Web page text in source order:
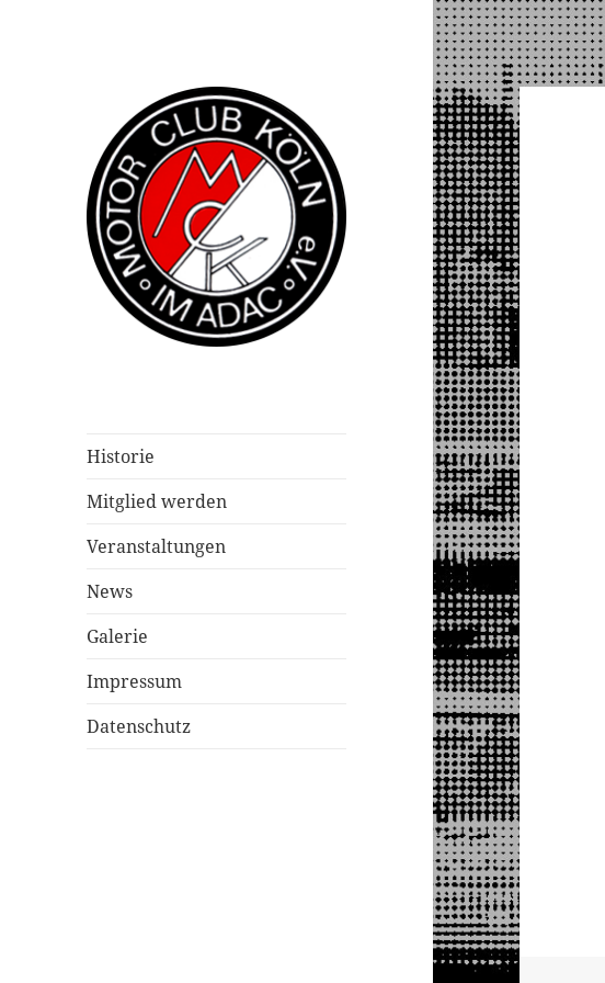
Historie
Mitglied werden
Veranstaltungen
News
Galerie
Impressum
Datenschutz